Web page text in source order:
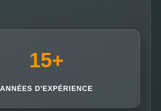
15+
ANNÉES D'EXPÉRIENCE